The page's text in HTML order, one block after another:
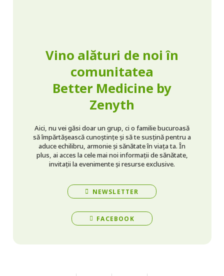
Vino alături de noi în
comunitatea
Better Medicine by
Zenyth
Aici, nu vei găsi doar un grup, ci o familie bucuroasă
să împărtășească cunoștințe și să te susțină pentru a
aduce echilibru, armonie și sănătate în viața ta. În
plus, ai acces la cele mai noi informații de sănătate,
invitații la evenimente și resurse exclusive.
NEWSLETTER
FACEBOOK